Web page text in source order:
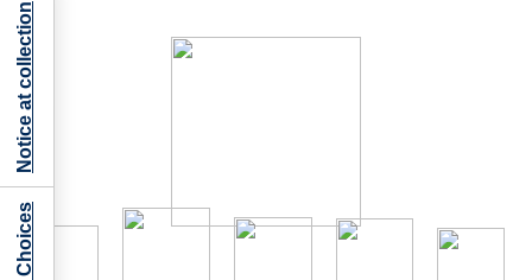
Notice at collection